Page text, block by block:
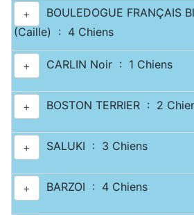
+
BOULEDOGUE FRANÇAIS
(Caille) : 4 Chiens
+ CARLIN Noir : 1 Chiens
+ BOSTON TERRIER : 2
+ SALUKI : 3 Chiens
+ BARZOI : 4 Chiens